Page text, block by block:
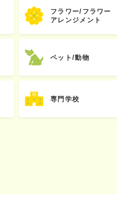
フラワー/フラワー
アレンジメント
ペット/動物
専門学校